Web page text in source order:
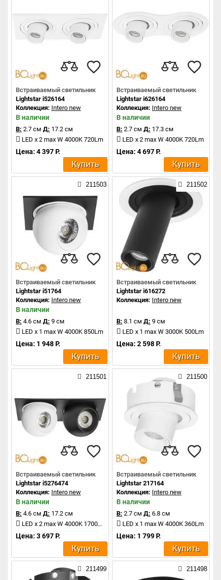
Встраиваемый светильник
Lightstar i526164
Коллекция: Intero new
В наличии
В: 2.7 см Д: 17.2 см
LED x 2 max W 4000K 720Lm
Цена: 4 397 Р.
Купить
Встраиваемый светильник
Lightstar i626164
Коллекция: Intero new
В наличии
В: 2.7 см Д: 17.3 см
LED x 2 max W 4000K 720Lm
Цена: 4 697 Р.
Купить
211503
Встраиваемый светильник
Lightstar i51764
Коллекция: Intero new
В наличии
В: 4.6 см Д: 9 см
LED x 1 max W 4000K 850Lm
Цена: 1 948 Р.
Купить
211502
Встраиваемый светильник
Lightstar i616272
Коллекция: Intero new
В: 8.1 см Д: 9 см
LED x 1 max W 3000K 500Lm
Цена: 2 598 Р.
Купить
211501
Встраиваемый светильник
Lightstar i5276474
Коллекция: Intero new
В наличии
В: 4.6 см Д: 17.2 см
LED x 2 max W 4000K 1700Lm
Цена: 3 697 Р.
Купить
211500
Встраиваемый светильник
Lightstar 217164
Коллекция: Intero new
В наличии
В: 2.7 см Д: 6.8 см
LED x 1 max W 4000K 360Lm
Цена: 1 799 Р.
Купить
211499 211498